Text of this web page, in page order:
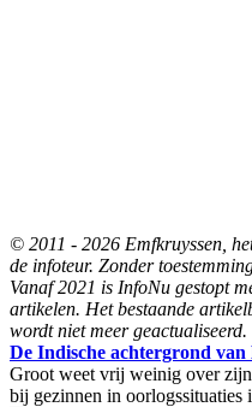
© 2011 - 2026 Emfkruyssen,
de infoteur. Zonder
Vanaf 2021 is InfoNu gestopt
artikelen. Het bestaande
wordt niet meer geactualiseerd.
De Indische achtergrond
Groot weet vrij weinig over
bij gezinnen in